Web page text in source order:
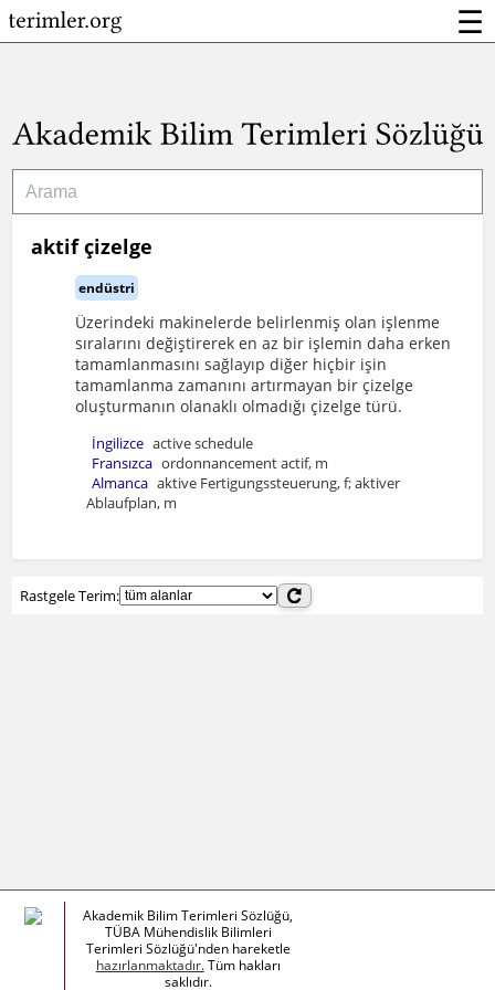
☰
aktif çizelge
endüstri
Üzerindeki makinelerde belirlenmiş olan işlenme
sıralarını değiştirerek en az bir işlemin daha erken
tamamlanmasını sağlayıp diğer hiçbir işin
tamamlanma zamanını artırmayan bir çizelge
oluşturmanın olanaklı olmadığı çizelge türü.
İngilizce active schedule
Fransızca ordonnancement actif, m
Almanca aktive Fertigungssteuerung, f; aktiver
Ablaufplan, m
Rastgele Terim:
Akademik Bilim Terimleri Sözlüğü,
TÜBA Mühendislik Bilimleri
Terimleri Sözlüğü'nden hareketle
hazırlanmaktadır.Tüm hakları
saklıdır.